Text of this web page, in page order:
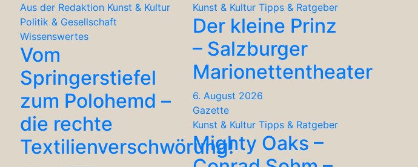
Aus der Redaktion Kunst & Kultur
Politik & Gesellschaft
Wissenswertes
Vom
Springerstiefel
zum Polohemd –
die rechte
Textilienverschwörung!
Kunst & Kultur Tipps & Ratgeber
Der kleine Prinz
– Salzburger
Marionettentheater
6. August 2026
Gazette
Kunst & Kultur Tipps & Ratgeber
Mighty Oaks –